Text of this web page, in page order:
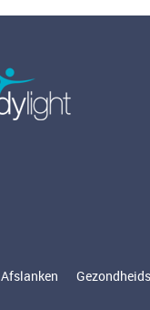
Afslanken